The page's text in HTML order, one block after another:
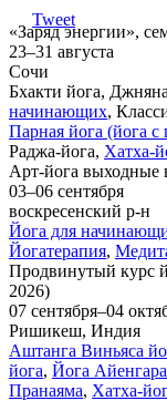
Tweet
«Заряд энергии»,
23–31 августа
Сочи
Бхакти йога,
начинающих,
Парная йога (йога с
Раджа-йога, Хатха-
Арт-йога выходные
03–06 сентября
воскресенский р-н
Йога для
Йогатерапия,
Продвинутый курс
2026)
07 сентября–04
Ришикеш, Индия
Аштанга Виньяса
йога, Йога Айенгара
Пранаяма, Хатха-